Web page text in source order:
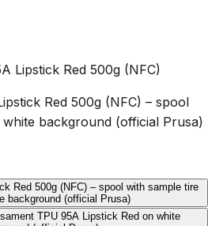
Lipstick Red 500g (NFC)